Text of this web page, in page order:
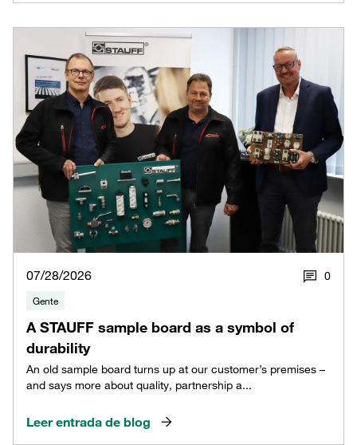
07/28/2026 0
Gente
A STAUFF sample board as a symbol of
durability
An old sample board turns up at our customer’s premises –
and says more about quality, partnership a...
Leer entrada de blog